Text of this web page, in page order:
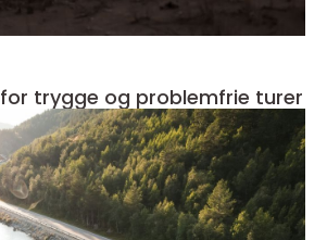
trygge og problemfrie turer